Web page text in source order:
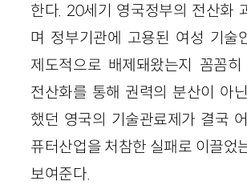
한다. 20세기 영국정부의 전산화
며 정부기관에 고용된 여성 기술
제도적으로 배제돼왔는지 꼼꼼
전산화를 통해 권력의 분산이 아
했던 영국의 기술관료제가 결국
퓨터산업을 처참한 실패로 이끌었
보여준다.